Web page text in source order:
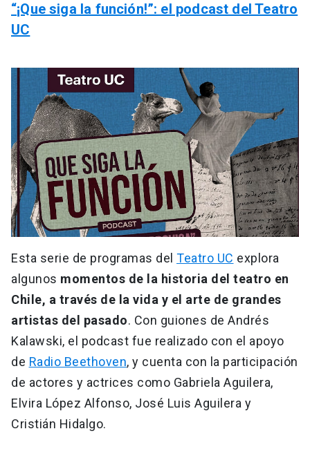
“¡Que siga la función!”: el podcast del Teatro
UC
Esta serie de programas del Teatro UC explora
algunos momentos de la historia del teatro en
Chile, a través de la vida y el arte de grandes
artistas del pasado. Con guiones de Andrés
Kalawski, el podcast fue realizado con el apoyo
de Radio Beethoven, y cuenta con la participación
de actores y actrices como Gabriela Aguilera,
Elvira López Alfonso, José Luis Aguilera y
Cristián Hidalgo.